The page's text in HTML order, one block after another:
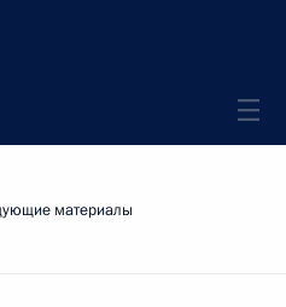
материалы